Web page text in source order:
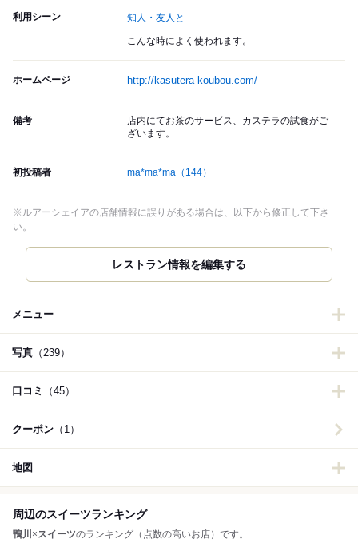
利用シーン 知人・友人と
こんな時によく使われます。
ホームページ http://kasutera-koubou.com/
備考
店内にてお茶のサービス、カステラの試食がご
ざいます。
初投稿者 ma*ma*ma （144）
※ルアーシェイアの店舗情報に誤りがある場合は、以下から修正して下さ
い。
レストラン情報を編集する
メニュー
写真 （239）
口コミ （45）
クーポン （1）
地図
周辺のスイーツランキング
鴨川 ×スイーツのランキング（点数の高いお店）です。